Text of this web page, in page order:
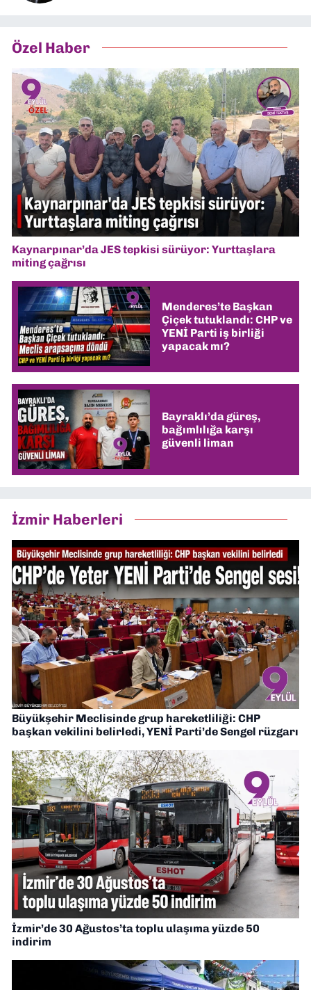
Özel Haber
Kaynarpınar’da JES tepkisi sürüyor: Yurttaşlara
miting çağrısı
Menderes’te Başkan
Çiçek tutuklandı: CHP ve
YENİ Parti iş birliği
yapacak mı?
Bayraklı’da güreş,
bağımlılığa karşı
güvenli liman
İzmir Haberleri
Büyükşehir Meclisinde grup hareketliliği: CHP
başkan vekilini belirledi, YENİ Parti’de Sengel rüzgarı
İzmir’de 30 Ağustos’ta toplu ulaşıma yüzde 50
indirim